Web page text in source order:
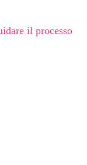
il processo